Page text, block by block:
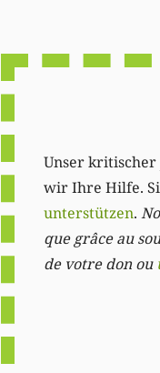
Unser kritischer
wir Ihre Hilfe.
unterstützen.
que grâce au
de votre don ou